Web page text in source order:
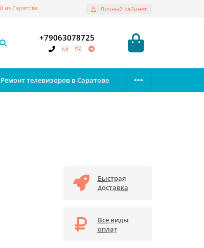
из Саратова Личный кабинет
+79063078725
Ремонт телевизоров в Саратове
Быстрая
доставка
Все виды
оплат